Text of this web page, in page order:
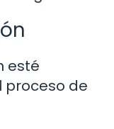
esté
proceso de